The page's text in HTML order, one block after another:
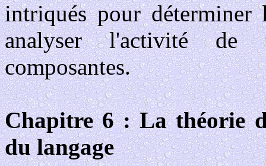
intriqués pour déterminer
analyser l'activité de
composantes.
Chapitre 6 : La théorie
du langage